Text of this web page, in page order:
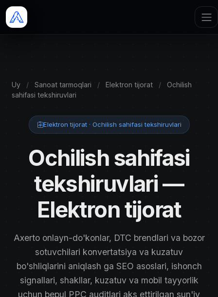
Uy / Sanoat tarmoqlari / Elektron tijorat /
Ochilish
sahifasi tekshiruvlari
Elektron tijorat · Ochilish sahifasi tekshiruvlari
Ochilish sahifasi
tekshiruvlari —
Elektron tijorat
Axerto onlayn-do'konlar, DTC brendlari va bozor
sotuvchilari konvertatsiya va kuzatuv
bo'shliqlarini aniqlash ga SEO asoslari, ishonch
signallari, shakllar, kuzatuv va mobil tayyorlik
uchun bepul PPC auditlari aks ettirilgan sun'iy